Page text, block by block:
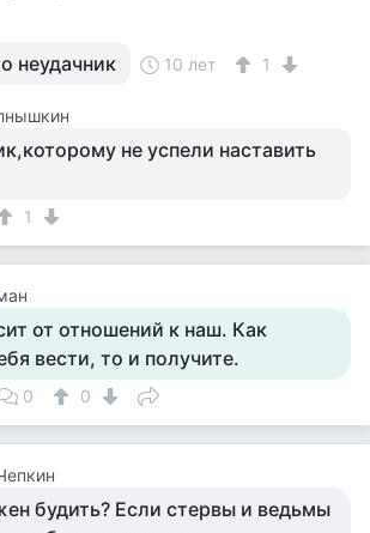
неудачник 10 лет 1
не успели наставить
1
от отношений к наш. Как
вести, то и получите.
0 0
будить? Если стервы и ведьмы